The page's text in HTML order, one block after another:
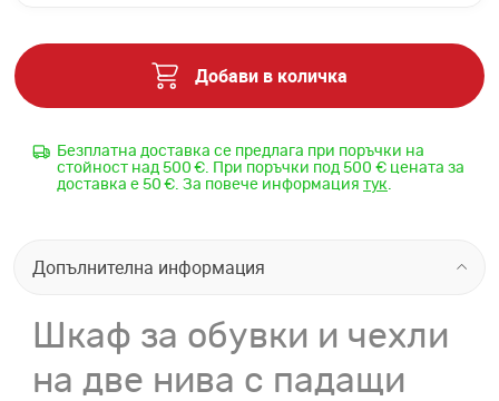
Добави в количка
Безплатна доставка се предлага при поръчки на
стойност над 500 €. При поръчки под 500 € цената за
доставка е 50 €. За повече информация тук.
Допълнителна информация
Шкаф за обувки и чехли
на две нива с падащи